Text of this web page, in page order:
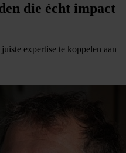
die écht impact
expertise te koppelen aan